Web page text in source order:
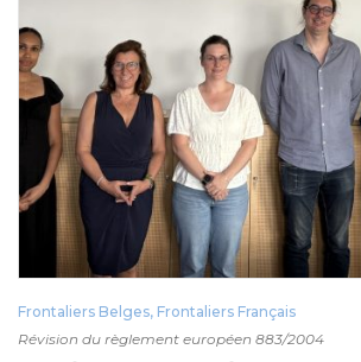
Frontaliers Belges, Frontaliers Français
Révision du règlement européen 883/2004